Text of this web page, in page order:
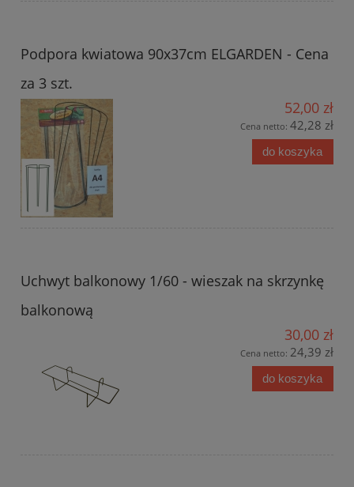
Podpora kwiatowa 90x37cm ELGARDEN - Cena
za 3 szt.
52,00 zł
Cena netto: 42,28 zł
do koszyka
Uchwyt balkonowy 1/60 - wieszak na skrzynkę
balkonową
30,00 zł
Cena netto: 24,39 zł
do koszyka